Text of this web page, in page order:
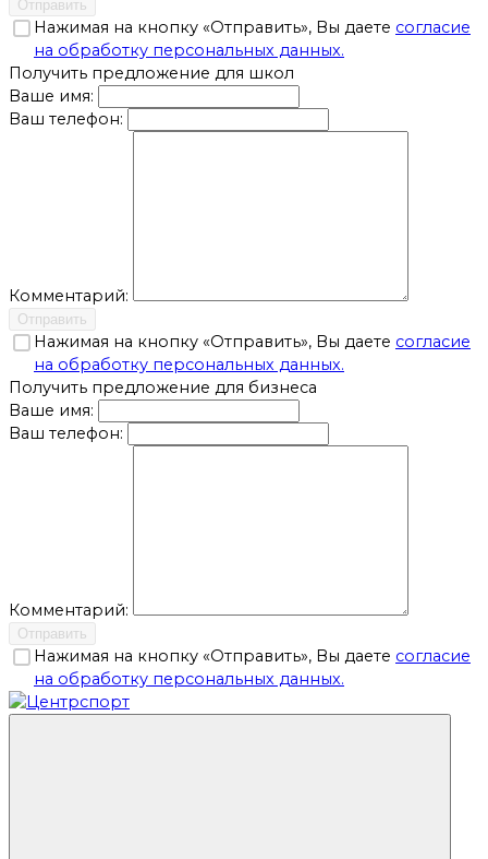
Отправить
Нажимая на кнопку «Отправить», Вы даете согласие
на обработку персональных данных.
Получить предложение для школ
Ваше имя:
Ваш телефон:
Комментарий:
Отправить
Нажимая на кнопку «Отправить», Вы даете согласие
на обработку персональных данных.
Получить предложение для бизнеса
Ваше имя:
Ваш телефон:
Комментарий:
Отправить
Нажимая на кнопку «Отправить», Вы даете согласие
на обработку персональных данных.